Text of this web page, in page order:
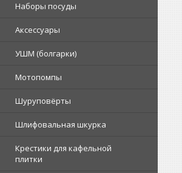
Наборы посуды
Аксессуары
УШМ (болгарки)
Мотопомпы
Шуруповёрты
Шлифовальная шкурка
Крестики для кафельной
плитки